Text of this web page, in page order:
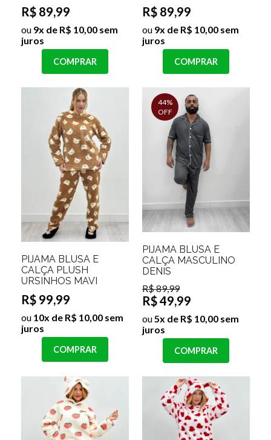
R$ 89,99
ou 9x de R$ 10,00 sem
juros
COMPRAR
R$ 89,99
ou 9x de R$ 10,00 sem
juros
COMPRAR
PIJAMA BLUSA E
CALÇA PLUSH
URSINHOS MAVI
R$ 99,99
ou 10x de R$ 10,00 sem
juros
COMPRAR
44%
OFF
PIJAMA BLUSA E
CALÇA MASCULINO
DENIS
R$ 89,99
R$ 49,99
ou5x de R$ 10,00 sem
juros
COMPRAR